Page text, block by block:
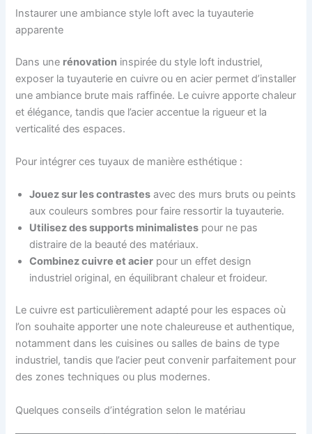
Instaurer une ambiance style loft avec la tuyauterie
apparente
Dans une rénovation inspirée du style loft industriel,
exposer la tuyauterie en cuivre ou en acier permet d’installer
une ambiance brute mais raffinée. Le cuivre apporte chaleur
et élégance, tandis que l’acier accentue la rigueur et la
verticalité des espaces.
Pour intégrer ces tuyaux de manière esthétique :
Jouez sur les contrastes avec des murs bruts ou peints
aux couleurs sombres pour faire ressortir la tuyauterie.
Utilisez des supports minimalistes pour ne pas
distraire de la beauté des matériaux.
Combinez cuivre et acier pour un effet design
industriel original, en équilibrant chaleur et froideur.
Le cuivre est particulièrement adapté pour les espaces où
l’on souhaite apporter une note chaleureuse et authentique,
notamment dans les cuisines ou salles de bains de type
industriel, tandis que l’acier peut convenir parfaitement pour
des zones techniques ou plus modernes.
Quelques conseils d’intégration selon le matériau